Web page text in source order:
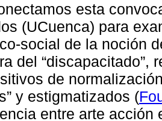
esta
(UCuenca) para
social de la noción
del “discapacitado”,
de
y estigmatizados (
entre arte